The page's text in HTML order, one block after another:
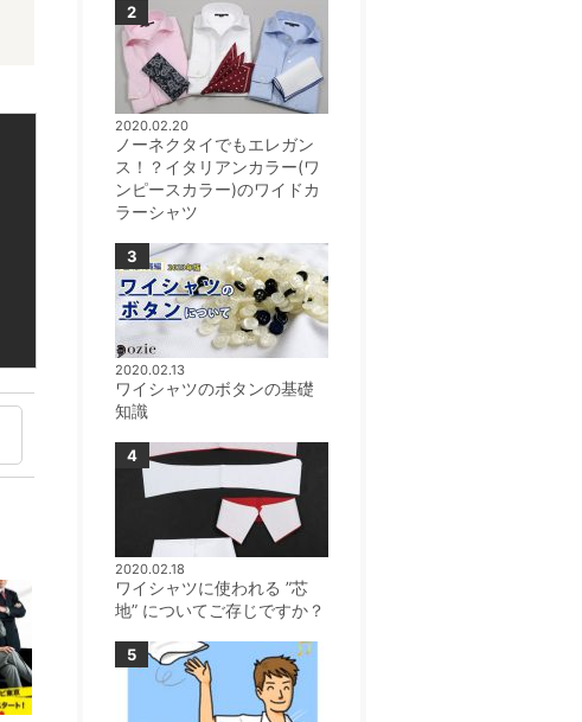
2020.02.20
ノーネクタイでもエレガン
ス！？イタリアンカラー(ワ
ンピースカラー)のワイドカ
ラーシャツ
2020.02.13
ワイシャツのボタンの基礎
知識
2020.02.18
ワイシャツに使われる ”芯
地” についてご存じですか？